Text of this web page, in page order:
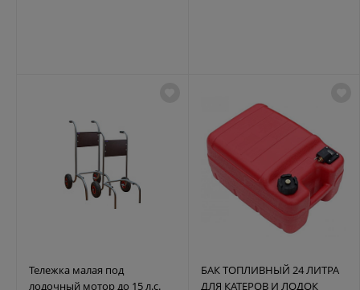
Тележка малая под
лодочный мотор до 15 л.с.
БАК ТОПЛИВНЫЙ 24 ЛИТРА
ДЛЯ КАТЕРОВ И ЛОДОК